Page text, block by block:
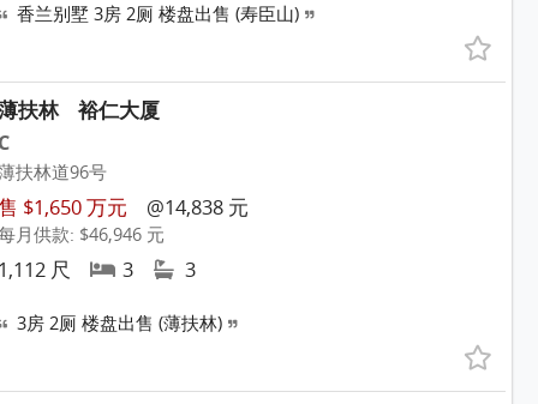
香兰别墅 3房 2厕 楼盘出售 (寿臣山)
扶林
裕仁大厦
扶林道96号
$1,650 万元 @14,838 元
月供款: $46,946 元
尺 3 3
3房 2厕 楼盘出售 (薄扶林)